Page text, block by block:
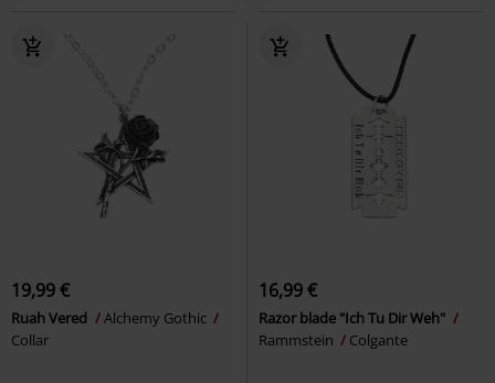
19,99 €
Ruah Vered
Alchemy Gothic
Collar
16,99 €
Razor blade "Ich Tu Dir Weh"
Rammstein
Colgante